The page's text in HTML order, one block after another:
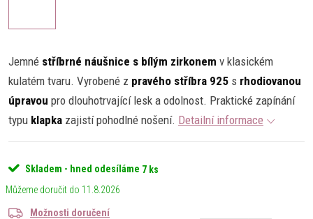
Jemné stříbrné náušnice s bílým zirkonem v klasickém
kulatém tvaru. Vyrobené z pravého stříbra 925 s rhodiovanou
úpravou pro dlouhotrvající lesk a odolnost. Praktické zapínání
typu klapka zajistí pohodlné nošení. Detailní informace
Skladem - hned odesíláme 7 ks
11.8.2026
Možnosti doručení